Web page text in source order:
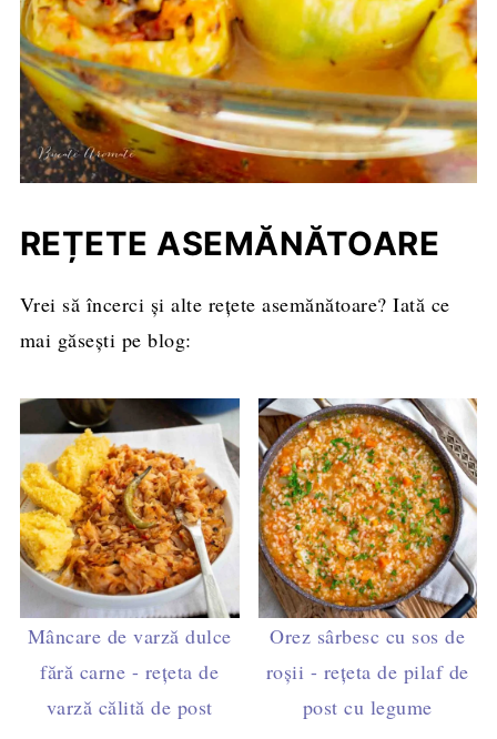
REȚETE ASEMĂNĂTOARE
Vrei să încerci și alte rețete asemănătoare? Iată ce
mai găsești pe blog:
Mâncare de varză dulce
fără carne - rețeta de
varză călită de post
Orez sârbesc cu sos de
roșii - rețeta de pilaf de
post cu legume